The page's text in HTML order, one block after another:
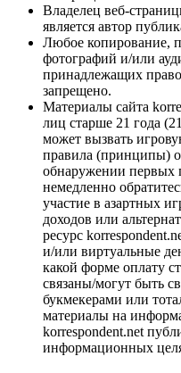
Владелец веб-
является автор
Любое копирование,
фотографий и/или
принадлежащих
запрещено.
Материалы сайта
лиц старше 21 года
может вызвать
правила (принципы)
обнаружении первых
немедленно
участие в азартных
доходов или
ресурс
и/или виртуальные
какой форме оплату
связаны/могут быть
букмекерами или
материалы на
korrespondent.net
информационных